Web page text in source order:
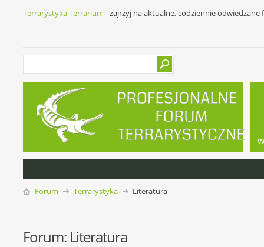
Terrarystyka Terrarium - zajrzyj na aktualne, codziennie
Forum Terrarystyka Literatura
Forum: Literatura